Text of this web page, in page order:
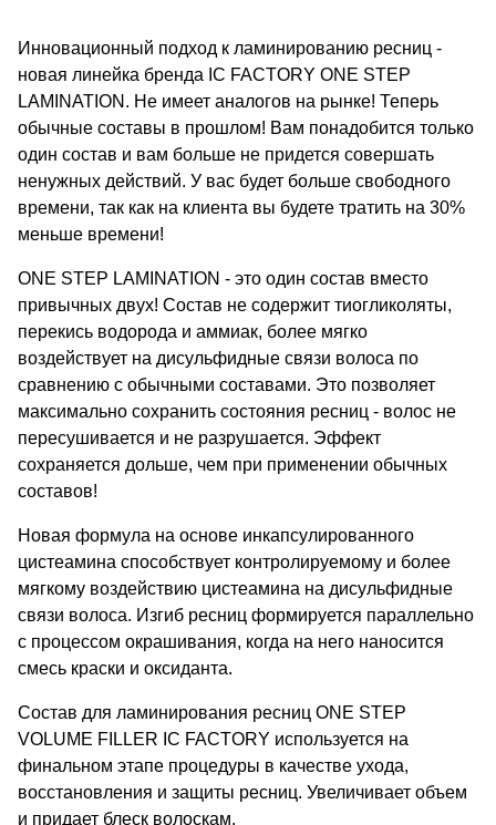
контролируемое воздействие, а
изгиб формируется
одновременно с окрашиванием.
ONE STEP VOLUME FILLER
этапе для ухода, восстановления
и защиты ресниц, увеличивая
объем и придавая блеск. Состав
такие как Biotinoyl Tripeptide-1,
Hydrolyzed Keratin, Hydrolyzed
Срок хранения после вскрытия –
12 месяцев, расход – 30
процедур. В комплекте состав и
инструкция. Требует
профессионального применения
и теста на чувствительность.
Инновационный подход к ламинированию ресниц -
новая линейка бренда IC FACTORY ONE STEP
LAMINATION. Не имеет аналогов на рынке! Теперь
обычные составы в прошлом! Вам понадобится только
один состав и вам больше не придется совершать
ненужных действий. У вас будет больше свободного
времени, так как на клиента вы будете тратить на 30%
меньше времени!
ONE STEP LAMINATION - это один состав вместо
привычных двух! Состав не содержит тиогликоляты,
перекись водорода и аммиак, более мягко
воздействует на дисульфидные связи волоса по
сравнению с обычными составами. Это позволяет
максимально сохранить состояния ресниц - волос не
пересушивается и не разрушается. Эффект
сохраняется дольше, чем при применении обычных
составов!
Новая формула на основе инкапсулированного
цистеамина способствует контролируемому и более
мягкому воздействию цистеамина на дисульфидные
связи волоса. Изгиб ресниц формируется параллельно
с процессом окрашивания, когда на него наносится
смесь краски и оксиданта.
Состав для ламинирования ресниц ONE STEP
VOLUME FILLER IC FACTORY используется на
финальном этапе процедуры в качестве ухода,
восстановления и защиты ресниц. Увеличивает объем
и придает блеск волоскам.